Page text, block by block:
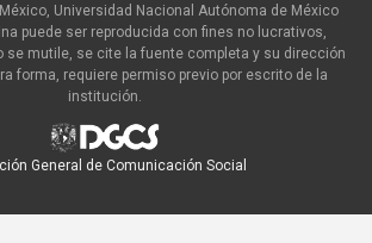
Universidad Nacional Autónoma de México
puede ser reproducida con fines no lucrativos,
se mutile, se cite la fuente completa y su dirección
forma, requiere permiso previo por escrito de la
institución.
General de Comunicación Social